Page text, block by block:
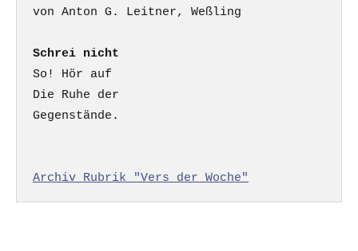
Schrei nicht
So! Hör auf
Die Ruhe der
Gegenstände.
Archiv Rubrik "Vers der Woche"